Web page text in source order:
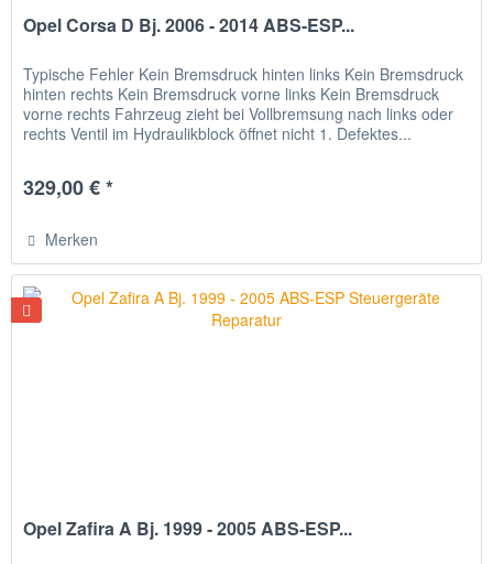
Opel Corsa D Bj. 2006 - 2014 ABS-ESP...
Typische Fehler Kein Bremsdruck hinten links Kein Bremsdruck
hinten rechts Kein Bremsdruck vorne links Kein Bremsdruck
vorne rechts Fahrzeug zieht bei Vollbremsung nach links oder
rechts Ventil im Hydraulikblock öffnet nicht 1. Defektes...
329,00 € *
Merken
Opel Zafira A Bj. 1999 - 2005 ABS-ESP...